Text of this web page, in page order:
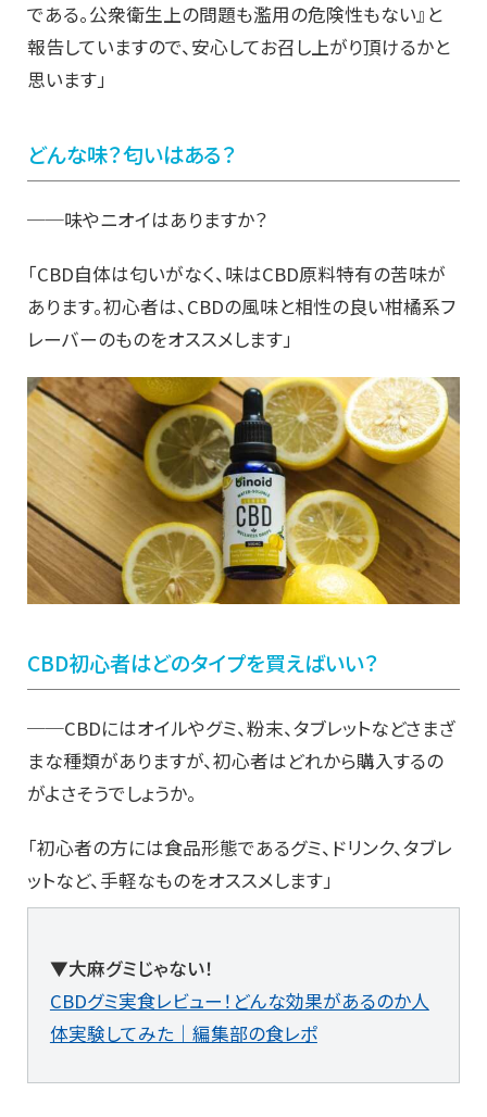
である。公衆衛生上の問題も濫用の危険性もない』と
報告していますので、安心してお召し上がり頂けるかと
思います」
どんな味？匂いはある？
──味やニオイはありますか？
「CBD自体は匂いがなく、味はCBD原料特有の苦味が
あります。初心者は、CBDの風味と相性の良い柑橘系フ
レーバーのものをオススメします」
CBD初心者はどのタイプを買えばいい？
──CBDにはオイルやグミ、粉末、タブレットなどさまざ
まな種類がありますが、初心者はどれから購入するの
がよさそうでしょうか。
「初心者の方には食品形態であるグミ、ドリンク、タブレ
ットなど、手軽なものをオススメします」
▼大麻グミじゃない！
CBDグミ実食レビュー！どんな効果があるのか人
体実験してみた｜編集部の食レポ